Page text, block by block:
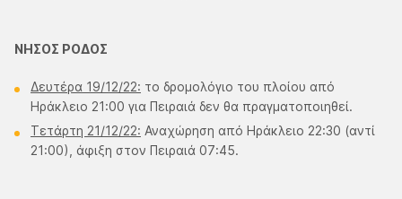
ΝΗΣΟΣ ΡΟΔΟΣ
Δευτέρα 19/12/22: το δρομολόγιο του πλοίου από
Ηράκλειο 21:00 για Πειραιά δεν θα πραγματοποιηθεί.
Τετάρτη 21/12/22: Αναχώρηση από Ηράκλειο 22:30 (αντί
21:00), άφιξη στον Πειραιά 07:45.